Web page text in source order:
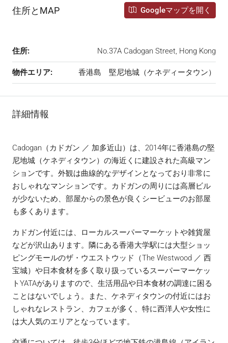
住所とMAP Googleマップを開く
住所: No.37A Cadogan Street, Hong Kong
物件エリア: 香港島 堅尼地城（ケネディータウン）
詳細情報
Cadogan（カドガン ／ 加多近山）は、2014年に香港島の堅
尼地城（ケネディタウン）の海近くに建設された高級マン
ションです。外観は曲線的なデザインとなっており非常に
おしゃれなマンションです。カドガンの周りには高層ビル
が少ないため、部屋からの景色が良くシービューのお部屋
も多くあります。
カドガン付近には、ローカルスーパーマーケットや雑貨屋
などが沢山あります。隣にある香港大学駅には大型ショッ
ピングモールのザ・ウエストウッド（The Westwood ／ 西
宝城）や日本食材を多く取り扱っているスーパーマーケッ
トYATAがありますので、生活用品や日本食材の調達に困る
ことはないでしょう。また、ケネディタウンの付近にはお
しゃれなレストラン、カフェが多く、特に西洋人や女性に
は大人気のエリアとなっています。